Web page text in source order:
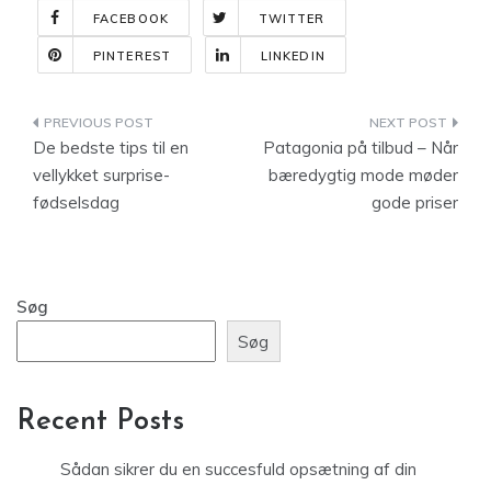
FACEBOOK TWITTER
PINTEREST LINKEDIN
Indlægsnavigation
De bedste tips til en
vellykket surprise-
fødselsdag
Patagonia på tilbud – Når
bæredygtig mode møder
gode priser
Søg
Søg
Recent Posts
Sådan sikrer du en succesfuld opsætning af din